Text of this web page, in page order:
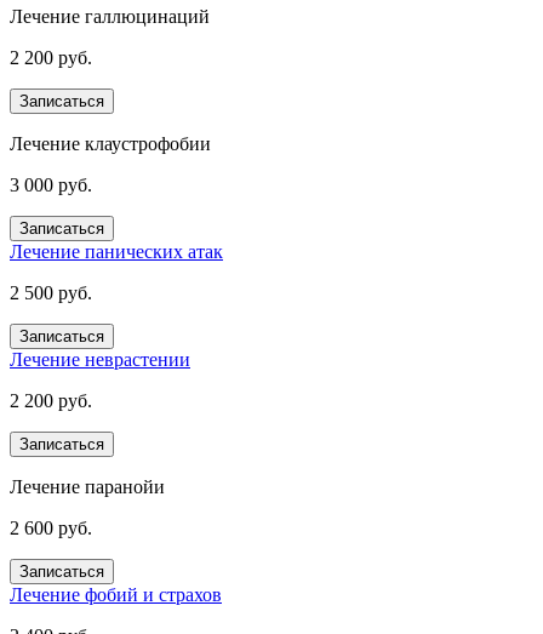
Лечение галлюцинаций
2 200 руб.
Записаться
Лечение клаустрофобии
3 000 руб.
Записаться
Лечение панических атак
2 500 руб.
Записаться
Лечение неврастении
2 200 руб.
Записаться
Лечение паранойи
2 600 руб.
Записаться
Лечение фобий и страхов